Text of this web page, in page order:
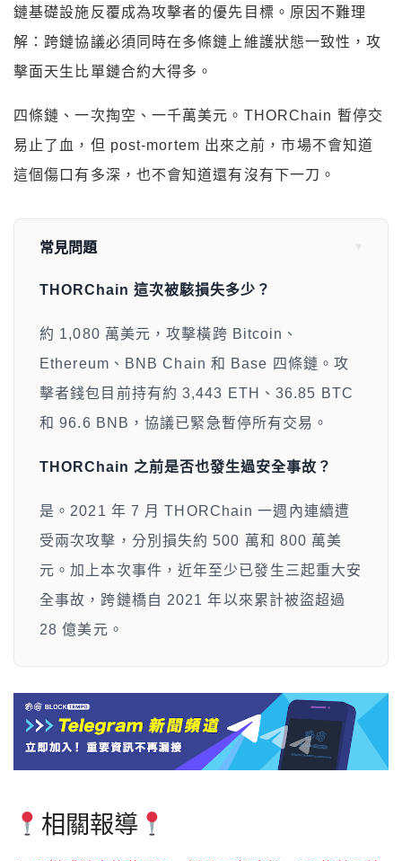
鏈基礎設施反覆成為攻擊者的優先目標。原因不難理
解：跨鏈協議必須同時在多條鏈上維護狀態一致性，攻
擊面天生比單鏈合約大得多。
四條鏈、一次掏空、一千萬美元。THORChain 暫停交
易止了血，但 post-mortem 出來之前，市場不會知道
這個傷口有多深，也不會知道還有沒有下一刀。
常見問題
THORChain 這次被駭損失多少？
約 1,080 萬美元，攻擊橫跨 Bitcoin、
Ethereum、BNB Chain 和 Base 四條鏈。攻
擊者錢包目前持有約 3,443 ETH、36.85 BTC
和 96.6 BNB，協議已緊急暫停所有交易。
THORChain 之前是否也發生過安全事故？
是。2021 年 7 月 THORChain 一週內連續遭
受兩次攻擊，分別損失約 500 萬和 800 萬美
元。加上本次事件，近年至少已發生三起重大安
全事故，跨鏈橋自 2021 年以來累計被盜超過
28 億美元。
相關報導